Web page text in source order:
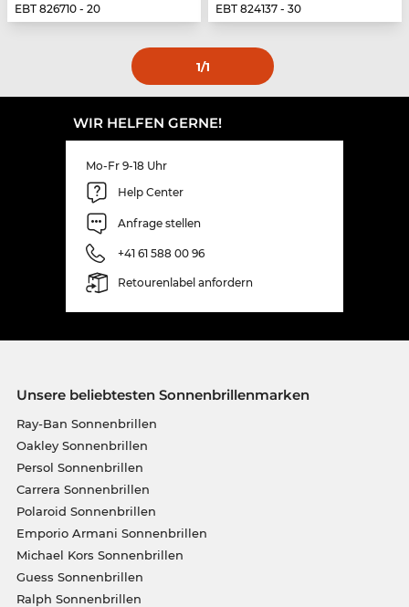
EBT 826710 - 20
EBT 824137 - 30
1/1
WIR HELFEN GERNE!
Mo-Fr 9-18 Uhr
Help Center
Anfrage stellen
+41 61 588 00 96
Retourenlabel anfordern
Unsere beliebtesten Sonnenbrillenmarken
Ray-Ban Sonnenbrillen
Oakley Sonnenbrillen
Persol Sonnenbrillen
Carrera Sonnenbrillen
Polaroid Sonnenbrillen
Emporio Armani Sonnenbrillen
Michael Kors Sonnenbrillen
Guess Sonnenbrillen
Ralph Sonnenbrillen